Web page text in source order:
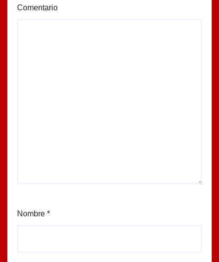
Comentario
Nombre *